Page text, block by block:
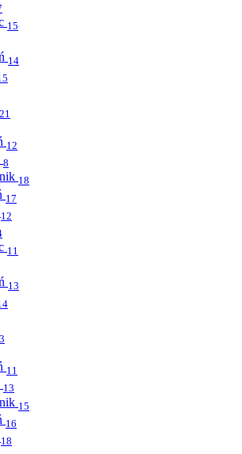
15
14
21
12
8
18
17
12
11
13
3
11
13
15
16
18